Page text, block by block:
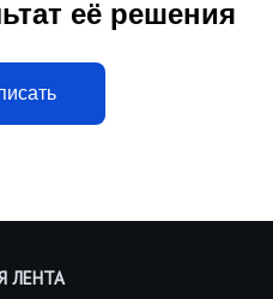
её решения
ЛЕНТА